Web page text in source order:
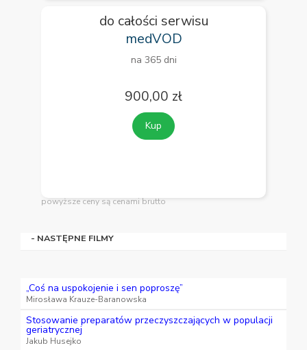
do całości serwisu
medVOD
na 365 dni
900,00 zł
Kup
powyższe ceny są cenami brutto
- NASTĘPNE FILMY
„Coś na uspokojenie i sen poproszę”
Mirosława Krauze-Baranowska
Stosowanie preparatów przeczyszczających w populacji
geriatrycznej
Jakub Husejko